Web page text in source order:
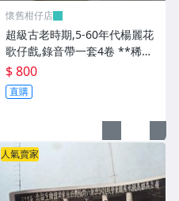
懷舊柑仔店
超級古老時期,5-60年代楊麗花
歌仔戲,錄音帶一套4卷 **稀少
品
$ 800
直購
人氣賣家